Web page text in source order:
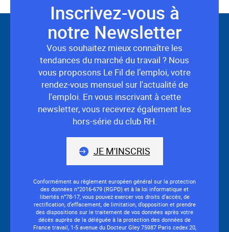
Suivez-Inscrivez-vous à
notre Newsletter
Vous souhaitez mieux connaître les
tendances du marché du travail ? Nous
vous proposons Le Fil de l’emploi, votre
rendez-vous mensuel sur l'actualité de
l'emploi. En vous inscrivant à cette
newsletter, vous recevrez également les
hors-série du club RH.
JE M'INSCRIS
Conformément au règlement européen général sur la protection
des données n°2016-679 (RGPD) et à la loi informatique et
libertés n°78-17, vous pouvez exercer vos droits d’accès, de
rectification, d’effacement, de limitation, d’opposition et prendre
des dispositions sur le traitement de vos données après votre
décès auprès de la déléguée à la protection des données de
France travail, 1-5 avenue du Docteur Gley 75987 Paris cedex 20,